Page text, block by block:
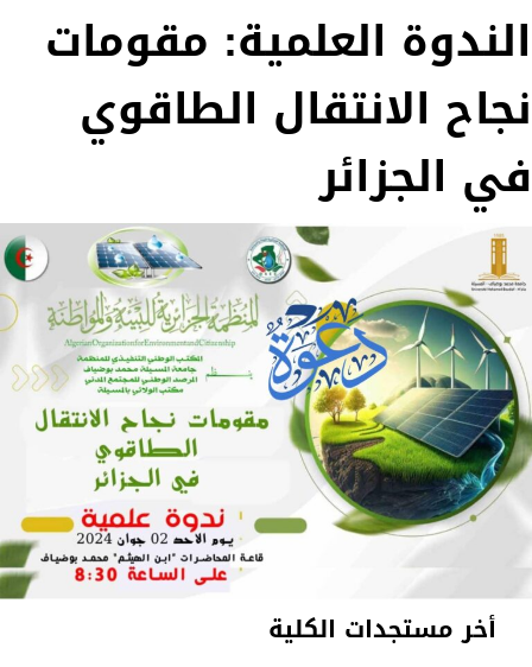
أخر مستجدات الكلية
الندوة العلمية: مقومات
نجاح الانتقال الطاقوي
في الجزائر